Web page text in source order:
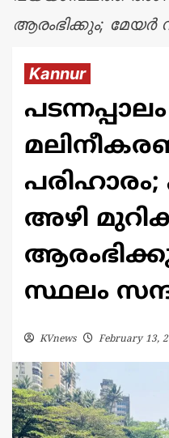
ആരംഭിക്കും; മേയർ
Kannur
അഴി
സ്ഥലം
KVnews February 13,